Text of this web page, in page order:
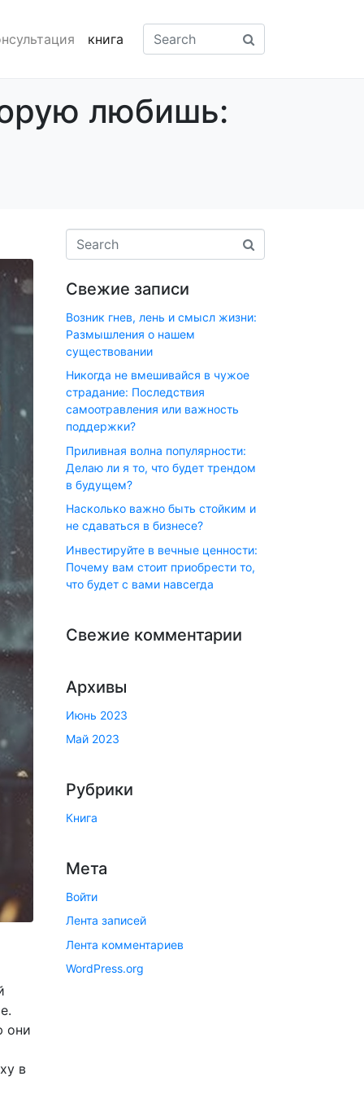
книга
любишь:
они
в
Свежие записи
Возник гнев, лень и смысл жизни:
Размышления о нашем
существовании
Никогда не вмешивайся в чужое
страдание: Последствия
самоотравления или важность
поддержки?
Приливная волна популярности:
Делаю ли я то, что будет трендом
в будущем?
Насколько важно быть стойким и
не сдаваться в бизнесе?
Инвестируйте в вечные ценности:
Почему вам стоит приобрести то,
что будет с вами навсегда
Свежие комментарии
Архивы
Июнь 2023
Май 2023
Рубрики
Книга
Мета
Войти
Лента записей
Лента комментариев
WordPress.org